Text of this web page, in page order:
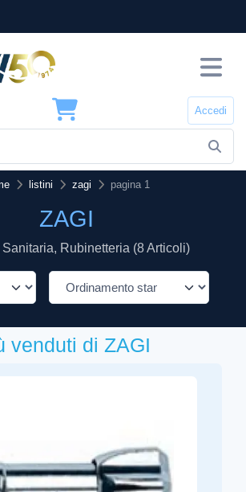
Accedi
listini zagi pagina 1
ZAGI
Rubinetteria (8 Articoli)
venduti di ZAGI